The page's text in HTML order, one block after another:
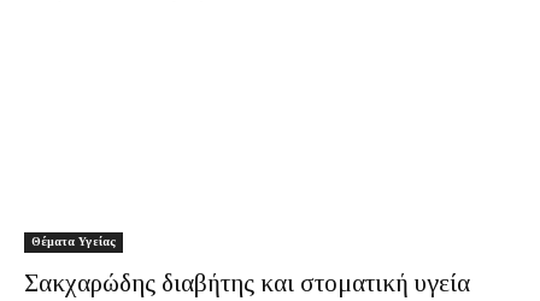
Θέματα Υγείας
Σακχαρώδης διαβήτης και στοματική υγεία